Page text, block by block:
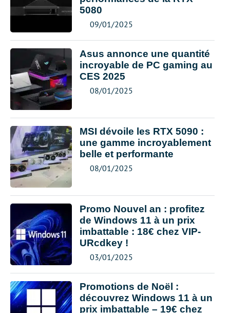
5080
09/01/2025
Asus annonce une quantité
incroyable de PC gaming au
CES 2025
08/01/2025
MSI dévoile les RTX 5090 :
une gamme incroyablement
belle et performante
08/01/2025
Promo Nouvel an : profitez
de Windows 11 à un prix
imbattable : 18€ chez VIP-
URcdkey !
03/01/2025
Promotions de Noël :
découvrez Windows 11 à un
prix imbattable – 19€ chez